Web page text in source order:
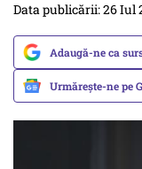
Data publicării: 26 Iul
Adaugă-ne ca
Urmărește-ne pe